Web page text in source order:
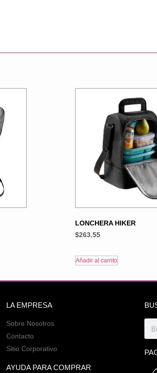
LONCHERA HIKER
$263.55
Añadir al carrito
LA EMPRESA
Sobre Nosotros
Contacto
Sitio Corporativo
AYUDA PARA COMPRAR